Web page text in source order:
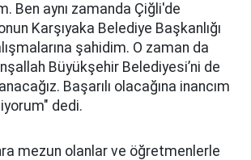
Ben aynı zamanda Çiğli'de
Karşıyaka Belediye Başkanlığı
şahidim. O zaman da
Büyükşehir Belediyesi’ni de
Başarılı olacağına inancım
dedi.
mezun olanlar ve öğretmenlerle